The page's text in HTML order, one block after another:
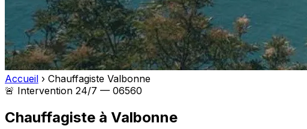
Accueil › Chauffagiste Valbonne
🚨 Intervention 24/7 — 06560
Chauffagiste à Valbonne